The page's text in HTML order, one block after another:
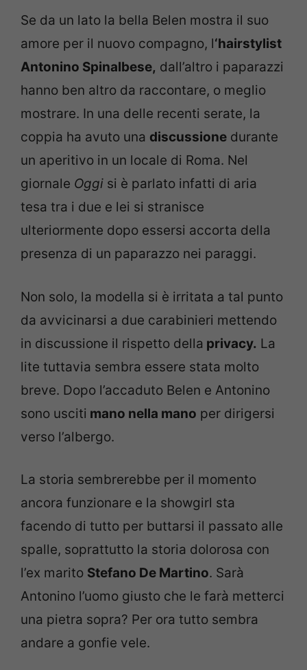
Se da un lato la bella Belen mostra il suo
amore per il nuovo compagno, l‘hairstylist
Antonino Spinalbese, dall’altro i paparazzi
hanno ben altro da raccontare, o meglio
mostrare. In una delle recenti serate, la
coppia ha avuto una discussione durante
un aperitivo in un locale di Roma. Nel
giornale Oggi si è parlato infatti di aria
tesa tra i due e lei si stranisce
ulteriormente dopo essersi accorta della
presenza di un paparazzo nei paraggi.
Non solo, la modella si è irritata a tal punto
da avvicinarsi a due carabinieri mettendo
in discussione il rispetto della privacy. La
lite tuttavia sembra essere stata molto
breve. Dopo l’accaduto Belen e Antonino
sono usciti mano nella mano per dirigersi
verso l’albergo.
La storia sembrerebbe per il momento
ancora funzionare e la showgirl sta
facendo di tutto per buttarsi il passato alle
spalle, soprattutto la storia dolorosa con
l’ex marito Stefano De Martino. Sarà
Antonino l’uomo giusto che le farà metterci
una pietra sopra? Per ora tutto sembra
andare a gonfie vele.